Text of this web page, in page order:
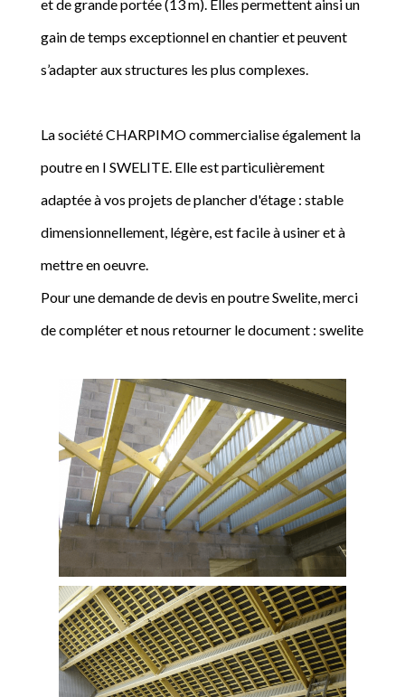
et de grande portée (13 m). Elles permettent ainsi un
gain de temps exceptionnel en chantier et peuvent
s’adapter aux structures les plus complexes.
La société CHARPIMO commercialise également la
poutre en I SWELITE. Elle est particulièrement
adaptée à vos projets de plancher d'étage : stable
dimensionnellement, légère, est facile à usiner et à
mettre en oeuvre.
Pour une demande de devis en poutre Swelite, merci
de compléter et nous retourner le document : swelite